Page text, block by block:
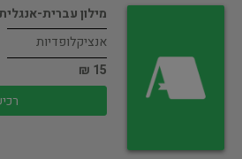
מילון עברית-
אנציקלופדיות
15 ₪